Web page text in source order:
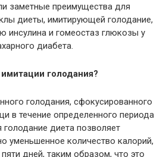
заметные преимущества для
диеты, имитирующей голодание,
инсулина и гомеостаз глюкозы у
диабета.
голодания?
голодания, сфокусированного
в течение определенного периода
диета позволяет
уменьшенное количество калорий,
дней, таким образом, что это